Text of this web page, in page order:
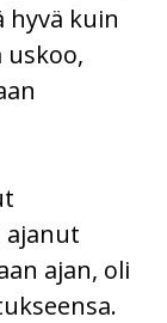
hyvä kuin
uskoo,
ajanut
ajan, oli